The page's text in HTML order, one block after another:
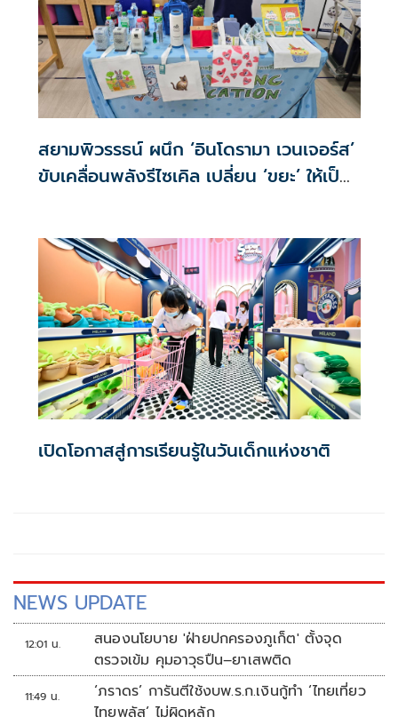
สยามพิวรรธน์ ผนึก ‘อินโดรามา เวนเจอร์ส’
ขับเคลื่อนพลังรีไซเคิล เปลี่ยน ‘ขยะ’ ให้เป็น
เปิดโอกาสสู่การเรียนรู้ในวันเด็กแห่งชาติ
NEWS UPDATE
12:01 น.
สนองนโยบาย 'ฝ่ายปกครองภูเก็ต' ตั้งจุด
ตรวจเข้ม คุมอาวุธปืน–ยาเสพติด
11:49 น.
‘ภราดร’ การันตีใช้งบพ.ร.ก.เงินกู้ทำ ‘ไทยเที่ยว
ไทยพลัส’ ไม่ผิดหลัก